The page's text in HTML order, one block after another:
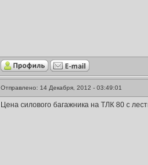
Отправлено: 14 Декабря, 2012 - 03:49:01
Цена силового багажника на ТЛК 80 с